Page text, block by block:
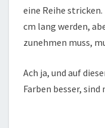
eine Reihe
cm lang werden,
zunehmen muss,
Ach ja, und auf
Farben besser,